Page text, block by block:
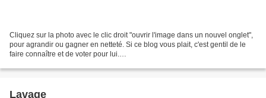
Cliquez sur la photo avec le clic droit "ouvrir l'image dans un nouvel onglet",
pour agrandir ou gagner en netteté. Si ce blog vous plait, c'est gentil de le
faire connaître et de voter pour lui.
Lavage